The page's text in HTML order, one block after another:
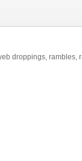
droppings, rambles,